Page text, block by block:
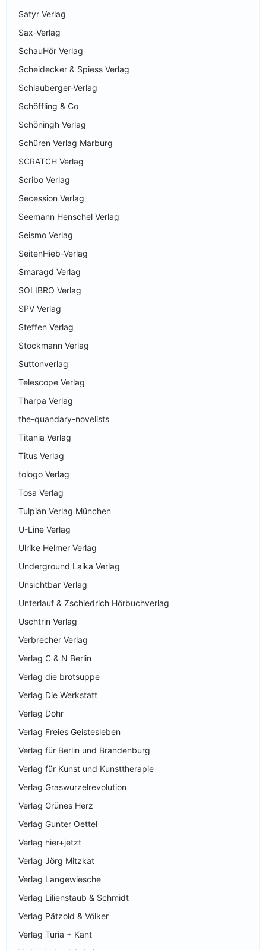
Satyr Verlag
Sax-Verlag
SchauHör Verlag
Scheidecker & Spiess Verlag
Schlauberger-Verlag
Schöffling & Co
Schöningh Verlag
Schüren Verlag Marburg
SCRATCH Verlag
Scribo Verlag
Secession Verlag
Seemann Henschel Verlag
Seismo Verlag
SeitenHieb-Verlag
Smaragd Verlag
SOLIBRO Verlag
SPV Verlag
Steffen Verlag
Stockmann Verlag
Suttonverlag
Telescope Verlag
Tharpa Verlag
the-quandary-novelists
Titania Verlag
Titus Verlag
tologo Verlag
Tosa Verlag
Tulpian Verlag München
U-Line Verlag
Ulrike Helmer Verlag
Underground Laika Verlag
Unsichtbar Verlag
Unterlauf & Zschiedrich Hörbuchverlag
Uschtrin Verlag
Verbrecher Verlag
Verlag C & N Berlin
Verlag die brotsuppe
Verlag Die Werkstatt
Verlag Dohr
Verlag Freies Geistesleben
Verlag für Berlin und Brandenburg
Verlag für Kunst und Kunsttherapie
Verlag Graswurzelrevolution
Verlag Grünes Herz
Verlag Gunter Oettel
Verlag hier+jetzt
Verlag Jörg Mitzkat
Verlag Langewiesche
Verlag Lilienstaub & Schmidt
Verlag Pätzold & Völker
Verlag Turia + Kant